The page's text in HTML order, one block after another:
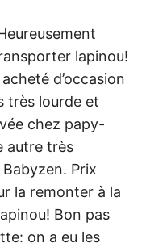
lapinou!
d’occasion
très lourde et
chez papy-
autre très
Prix
la remonter à la
Bon pas
on a eu les